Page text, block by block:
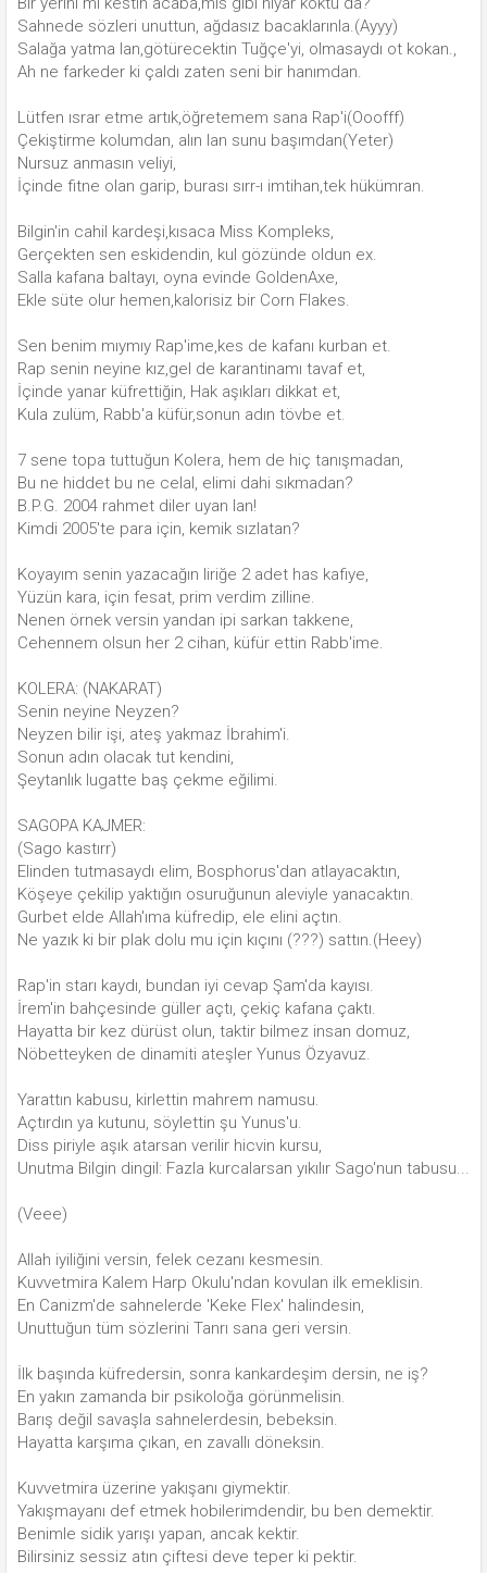
Sahnede sözleri unuttun, ağdasız bacaklarınla.(Ayyy)
Salağa yatma lan,götürecektin Tuğçe'yi, olmasaydı ot kokan.,
Ah ne farkeder ki çaldı zaten seni bir hanımdan.
Lütfen ısrar etme artık,öğretemem sana Rap'i(Ooofff)
Çekiştirme kolumdan, alın lan sunu başımdan(Yeter)
Nursuz anmasın veliyi,
İçinde fitne olan garip, burası sırr-ı imtihan,tek hükümran.
Bilgin'in cahil kardeşi,kısaca Miss Kompleks,
Gerçekten sen eskidendin, kul gözünde oldun ex.
Salla kafana baltayı, oyna evinde GoldenAxe,
Ekle süte olur hemen,kalorisiz bir Corn Flakes.
Sen benim mıymıy Rap'ime,kes de kafanı kurban et.
Rap senin neyine kız,gel de karantinamı tavaf et,
İçinde yanar küfrettiğin, Hak aşıkları dikkat et,
Kula zulüm, Rabb'a küfür,sonun adın tövbe et.
7 sene topa tuttuğun Kolera, hem de hiç tanışmadan,
Bu ne hiddet bu ne celal, elimi dahi sıkmadan?
B.P.G. 2004 rahmet diler uyan lan!
Kimdi 2005'te para için, kemik sızlatan?
Koyayım senin yazacağın liriğe 2 adet has kafiye,
Yüzün kara, için fesat, prim verdim zilline.
Nenen örnek versin yandan ipi sarkan takkene,
Cehennem olsun her 2 cihan, küfür ettin Rabb'ime.
KOLERA: (NAKARAT)
Senin neyine Neyzen?
Neyzen bilir işi, ateş yakmaz İbrahim'i.
Sonun adın olacak tut kendini,
Şeytanlık lugatte baş çekme eğilimi.
SAGOPA KAJMER:
(Sago kastırr)
Elinden tutmasaydı elim, Bosphorus'dan atlayacaktın,
Köşeye çekilip yaktığın osuruğunun aleviyle yanacaktın.
Gurbet elde Allah'ıma küfredip, ele elini açtın.
Ne yazık ki bir plak dolu mu için kıçını (???) sattın.(Heey)
Rap'in starı kaydı, bundan iyi cevap Şam'da kayısı.
İrem'in bahçesinde güller açtı, çekiç kafana çaktı.
Hayatta bir kez dürüst olun, taktir bilmez insan domuz,
Nöbetteyken de dinamiti ateşler Yunus Özyavuz.
Yarattın kabusu, kirlettin mahrem namusu.
Açtırdın ya kutunu, söylettin şu Yunus'u.
Diss piriyle aşık atarsan verilir hicvin kursu,
Unutma Bilgin dingil: Fazla kurcalarsan yıkılır Sago'nun tabusu...
(Veee)
Allah iyiliğini versin, felek cezanı kesmesin.
Kuvvetmira Kalem Harp Okulu'ndan kovulan ilk emeklisin.
En Canizm'de sahnelerde 'Keke Flex' halindesin,
Unuttuğun tüm sözlerini Tanrı sana geri versin.
İlk başında küfredersin, sonra kankardeşim dersin, ne iş?
En yakın zamanda bir psikoloğa görünmelisin.
Barış değil savaşla sahnelerdesin, bebeksin.
Hayatta karşıma çıkan, en zavallı döneksin.
Kuvvetmira üzerine yakışanı giymektir.
Yakışmayanı def etmek hobilerimdendir, bu ben demektir.
Benimle sidik yarışı yapan, ancak kektir.
Bilirsiniz sessiz atın çiftesi deve teper ki pektir.